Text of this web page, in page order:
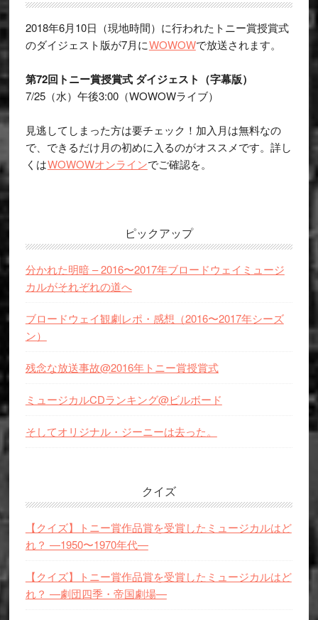
Sidebar
2018年6月10日（現地時間）に行われたトニー賞授賞式
のダイジェスト版が7月にWOWOWで放送されます。
第72回トニー賞授賞式 ダイジェスト（字幕版）
7/25（水）午後3:00（WOWOWライブ）
見逃してしまった方は要チェック！加入月は無料なの
で、できるだけ月の初めに入るのがオススメです。詳し
くはWOWOWオンラインでご確認を。
ピックアップ
分かれた明暗 – 2016〜2017年ブロードウェイミュージ
カルがそれぞれの道へ
ブロードウェイ観劇レポ・感想（2016〜2017年シーズ
ン）
残念な放送事故@2016年トニー賞授賞式
ミュージカルCDランキング@ビルボード
そしてオリジナル・ジーニーは去った。
クイズ
【クイズ】トニー賞作品賞を受賞したミュージカルはど
れ？ —1950〜1970年代—
【クイズ】トニー賞作品賞を受賞したミュージカルはど
れ？ —劇団四季・帝国劇場—